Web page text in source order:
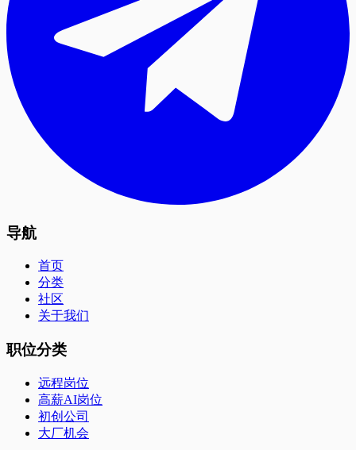
导航
首页
分类
社区
关于我们
职位分类
远程岗位
高薪AI岗位
初创公司
大厂机会